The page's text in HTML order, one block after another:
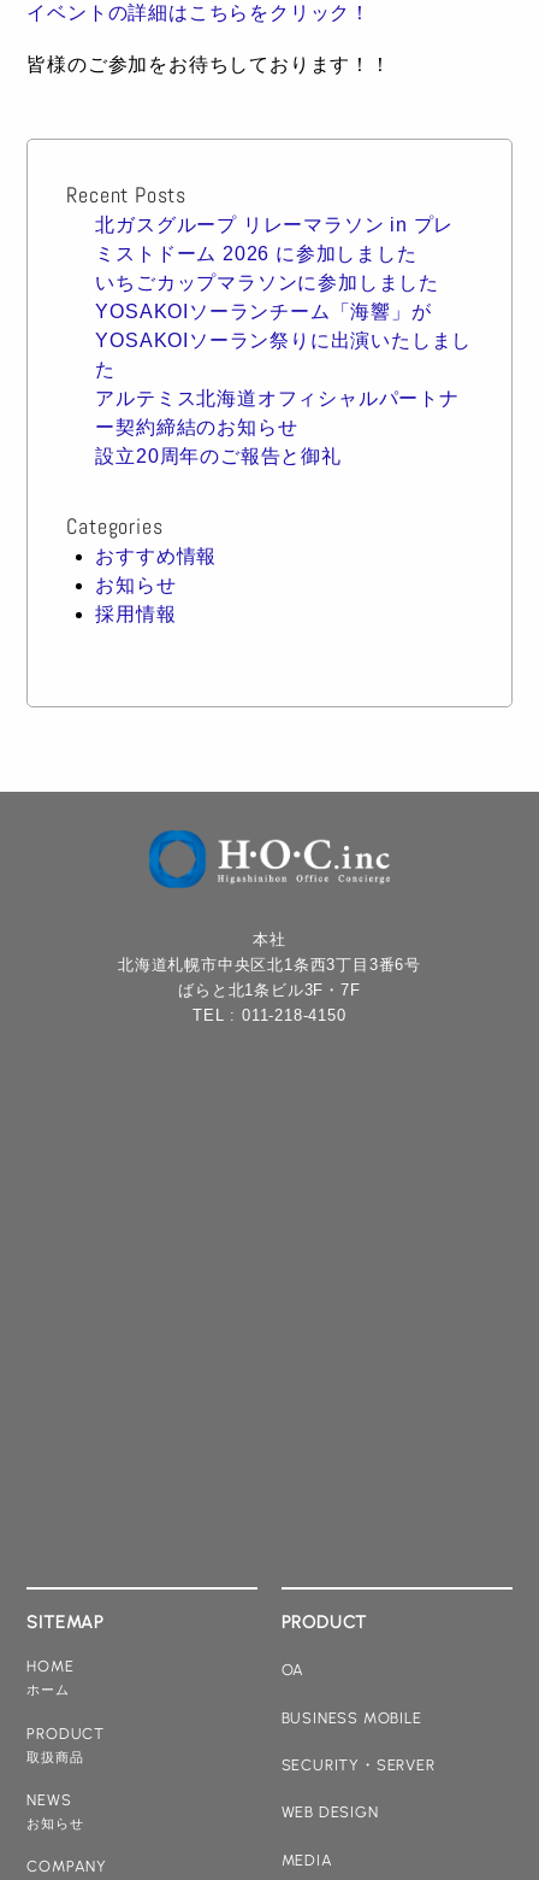
イベントの詳細はこちらをクリック！
皆様のご参加をお待ちしております！！
Recent Posts
北ガスグループ リレーマラソン in プレ
ミストドーム 2026 に参加しました
いちごカップマラソンに参加しました
YOSAKOIソーランチーム「海響」が
YOSAKOIソーラン祭りに出演いたしまし
た
アルテミス北海道オフィシャルパートナ
ー契約締結のお知らせ
設立20周年のご報告と御礼
Categories
おすすめ情報
お知らせ
採用情報
本社
北海道札幌市中央区北1条西3丁目3番6号
ばらと北1条ビル3F・7F
TEL :011-218-4150
SITEMAP
HOME
ホーム
PRODUCT
取扱商品
NEWS
お知らせ
COMPANY
PRODUCT
OA
BUSINESS MOBILE
SECURITY・SERVER
WEB DESIGN
MEDIA